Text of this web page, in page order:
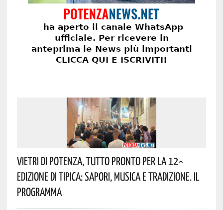
Vietri Di Potenza, Tutto Pronto Per La 12^
Edizione Di Tipica: Sapori, Musica E Tradizione. Il
Programma